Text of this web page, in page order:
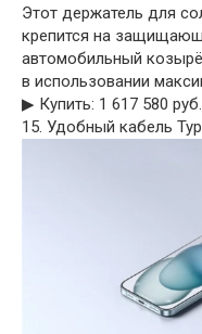
Этот держатель для
крепится на
автомобильный
в использовании
▶︎ Купить: 1 617 580 руб.
15. Удобный кабель